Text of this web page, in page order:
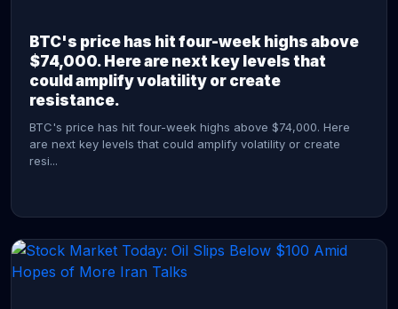
BTC's price has hit four-week highs above
$74,000. Here are next key levels that
could amplify volatility or create
resistance.
BTC's price has hit four-week highs above $74,000. Here
are next key levels that could amplify volatility or create
resi...